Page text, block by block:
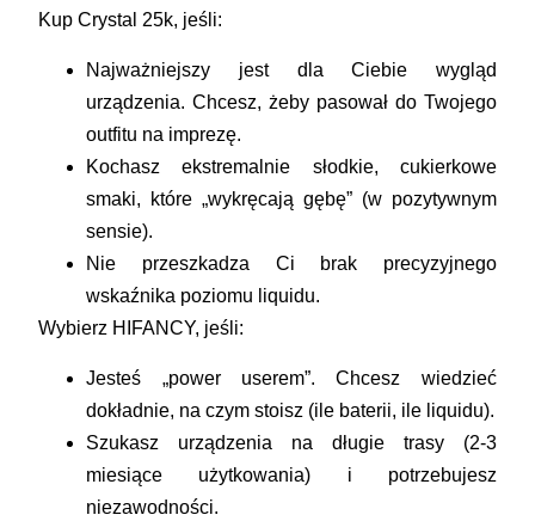
Kup Crystal 25k, jeśli:
Najważniejszy jest dla Ciebie wygląd
urządzenia. Chcesz, żeby pasował do Twojego
outfitu na imprezę.
Kochasz ekstremalnie słodkie, cukierkowe
smaki, które „wykręcają gębę” (w pozytywnym
sensie).
Nie przeszkadza Ci brak precyzyjnego
wskaźnika poziomu liquidu.
Wybierz HIFANCY, jeśli:
Jesteś „power userem”. Chcesz wiedzieć
dokładnie, na czym stoisz (ile baterii, ile liquidu).
Szukasz urządzenia na długie trasy (2-3
miesiące użytkowania) i potrzebujesz
niezawodności.